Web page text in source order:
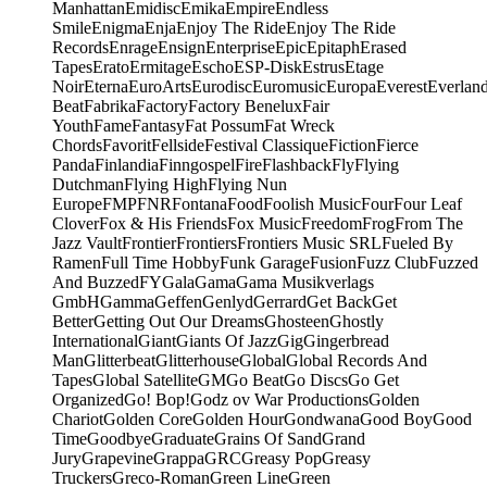
ManhattanEmidiscEmikaEmpireEndless
SmileEnigmaEnjaEnjoy The RideEnjoy The Ride
RecordsEnrageEnsignEnterpriseEpicEpitaphErased
TapesEratoErmitageEschoESP-DiskEstrusEtage
NoirEternaEuroArtsEurodiscEuromusicEuropaEverest
BeatFabrikaFactoryFactory BeneluxFair
YouthFameFantasyFat PossumFat Wreck
ChordsFavoritFellsideFestival ClassiqueFictionFierce
PandaFinlandiaFinngospelFireFlashbackFlyFlying
DutchmanFlying HighFlying Nun
EuropeFMPFNRFontanaFoodFoolish MusicFourFour Leaf
CloverFox & His FriendsFox MusicFreedomFrogFrom The
Jazz VaultFrontierFrontiersFrontiers Music SRLFueled By
RamenFull Time HobbyFunk GarageFusionFuzz ClubFuzzed
And BuzzedFYGalaGamaGama Musikverlags
GmbHGammaGeffenGenlydGerrardGet BackGet
BetterGetting Out Our DreamsGhosteenGhostly
InternationalGiantGiants Of JazzGigGingerbread
ManGlitterbeatGlitterhouseGlobalGlobal Records And
TapesGlobal SatelliteGMGo BeatGo DiscsGo Get
OrganizedGo! Bop!Godz ov War ProductionsGolden
ChariotGolden CoreGolden HourGondwanaGood BoyGood
TimeGoodbyeGraduateGrains Of SandGrand
JuryGrapevineGrappaGRCGreasy PopGreasy
TruckersGreco-RomanGreen LineGreen